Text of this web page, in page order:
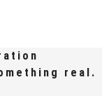
real.